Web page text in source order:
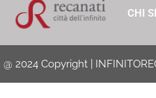
CHI
@ 2024 Copyright |